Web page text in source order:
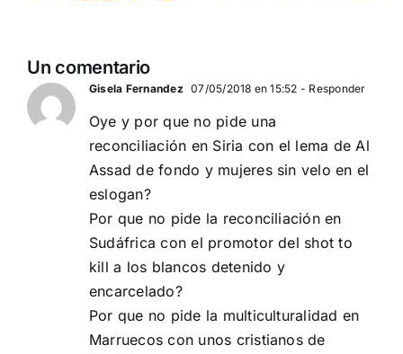
EN BARCELONA
Un comentario
Gisela Fernandez 07/05/2018 en 15:52 - Responder
Oye y por que no pide una
reconciliación en Siria con el lema de Al
Assad de fondo y mujeres sin velo en el
eslogan?
Por que no pide la reconciliación en
Sudáfrica con el promotor del shot to
kill a los blancos detenido y
encarcelado?
Por que no pide la multiculturalidad en
Marruecos con unos cristianos de